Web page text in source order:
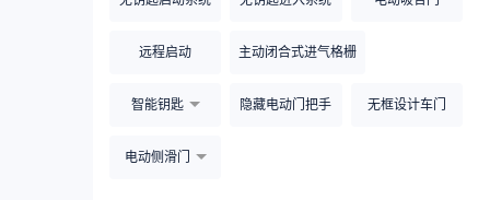
远程启动 主动闭合式进气格栅
智能钥匙 隐藏电动门把手 无框设计车门
电动侧滑门